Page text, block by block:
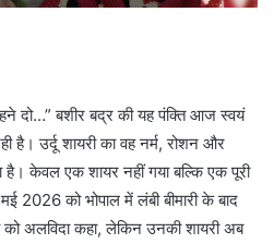
दो…” बशीर बद्र की यह पंक्ति आज स्वयं
है। उर्दू शायरी का वह नर्म, रोशन और
है। केवल एक शायर नहीं गया बल्कि एक पूरी
2026 को भोपाल में लंबी बीमारी के बाद
को अलविदा कहा, लेकिन उनकी शायरी अब